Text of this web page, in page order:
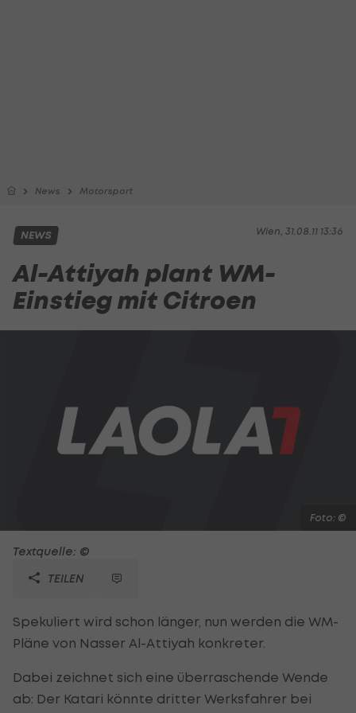
News Motorsport
Wien, 31.08.11 13:36
NEWS
Al-Attiyah plant WM-
Einstieg mit Citroen
Foto: ©
Textquelle: ©
TEILEN
Spekuliert wird schon länger, nun werden die WM-
Pläne von Nasser Al-Attiyah konkreter.
Dabei zeichnet sich eine überraschende Wende
ab: Der Katari könnte dritter Werksfahrer bei